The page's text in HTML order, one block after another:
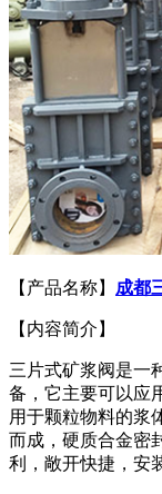
【产品名称】 成都
【内容简介】
三片式矿浆阀是一
备，它主要可以应
用于颗粒物料的浆
而成，硬质合金密
利，敞开快捷，安